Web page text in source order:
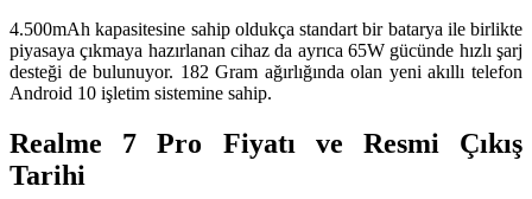
4.500mAh kapasitesine sahip oldukça standart bir batarya ile birlikte
piyasaya çıkmaya hazırlanan cihaz da ayrıca 65W gücünde hızlı şarj
desteği de bulunuyor. 182 Gram ağırlığında olan yeni akıllı telefon
Android 10 işletim sistemine sahip.
Realme 7 Pro Fiyatı ve Resmi Çıkış
Tarihi